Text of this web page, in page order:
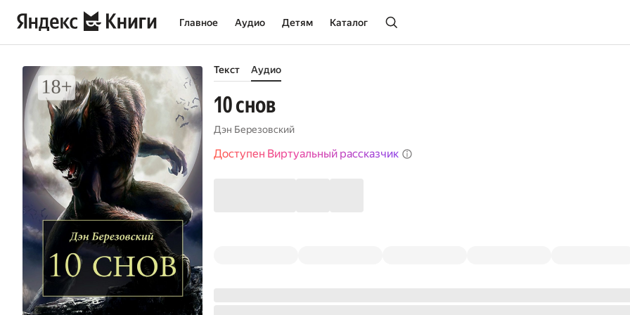
Главное Аудио Детям Каталог
Текст Аудио
10 снов
Дэн Березовский
Доступен Виртуальный рассказчик